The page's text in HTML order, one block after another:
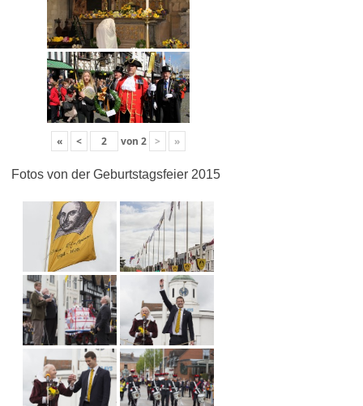
« < von 2 > »
Fotos von der Geburtstagsfeier 2015